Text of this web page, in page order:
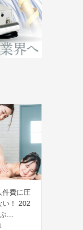
件費に圧
い！ 202
…